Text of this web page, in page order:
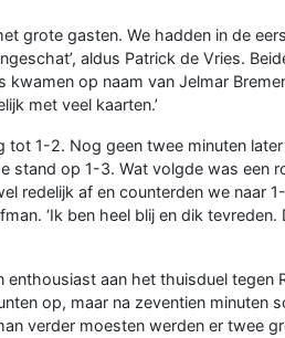
grote gasten. We hadden in de
aldus Patrick de Vries.
op naam van Jelmar
met veel kaarten.’
tot 1-2. Nog geen twee minuten
stand op 1-3. Wat volgde was een
redelijk af en counterden we naar
‘Ik ben heel blij en dik tevreden.
enthousiast aan het thuisduel tegen
op, maar na zeventien minuten
verder moesten werden er twee